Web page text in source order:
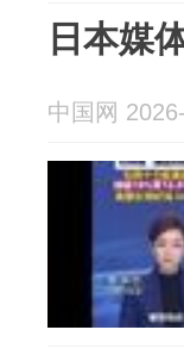
日本媒
中国网